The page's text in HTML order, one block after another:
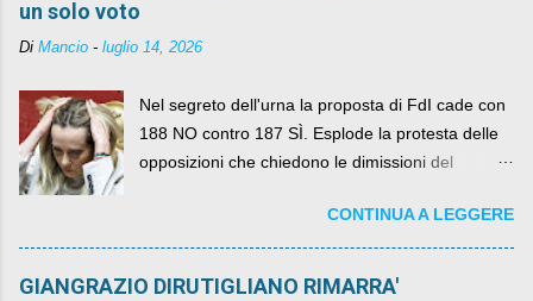
un solo voto
Di Mancio - luglio 14, 2026
Nel segreto dell'urna la proposta di FdI cade con
188 NO contro 187 SÌ. Esplode la protesta delle
opposizioni che chiedono le dimissioni del
CONTINUA A LEGGERE
GIANGRAZIO DIRUTIGLIANO RIMARRA'